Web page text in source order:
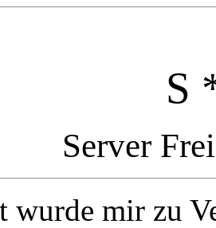
S
Server
wurde mir zu